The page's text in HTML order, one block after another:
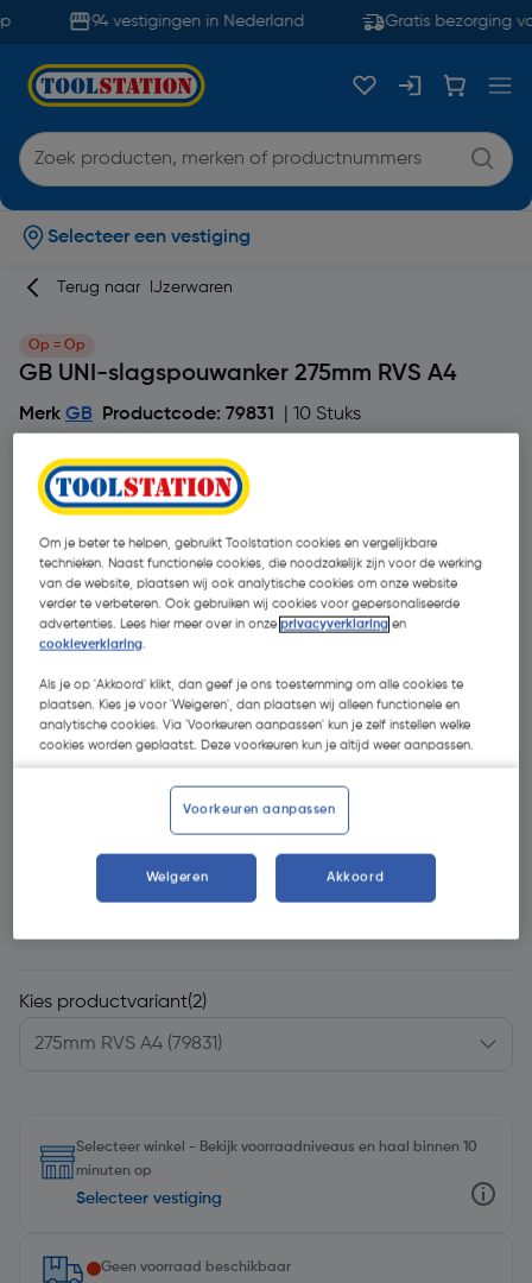
94 vestigingen in Nederland Gratis bezorging
Selecteer een vestiging
Terug naar IJzerwaren
Op = Op
GB UNI-slagspouwanker 275mm RVS A4
Merk GB Productcode: 79831 | 10 Stuks
- 35 %
Kies productvariant(2)
Selecteer winkel - Bekijk voorraadniveaus en haal binnen 10
minuten op
Selecteer vestiging
Geen voorraad beschikbaar
Om je beter te helpen, gebruikt Toolstation cookies en vergelijkbare
technieken. Naast functionele cookies, die noodzakelijk zijn voor de werking
van de website, plaatsen wij ook analytische cookies om onze website
verder te verbeteren. Ook gebruiken wij cookies voor gepersonaliseerde
advertenties. Lees hier meer over in onzeprivacyverklaring en
cookieverklaring.
Als je op 'Akkoord' klikt, dan geef je ons toestemming om alle cookies te
plaatsen. Kies je voor 'Weigeren', dan plaatsen wij alleen functionele en
analytische cookies. Via 'Voorkeuren aanpassen' kun je zelf instellen welke
cookies worden geplaatst. Deze voorkeuren kun je altijd weer aanpassen.
Voorkeuren aanpassen
Weigeren Akkoord